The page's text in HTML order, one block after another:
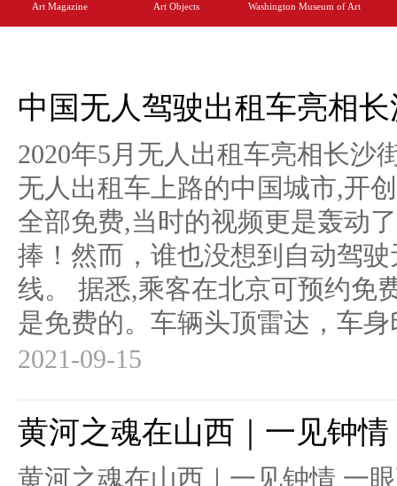
Art Magazine Art Objects Washington Museum of Art
中国无人驾驶出租车亮相
2020年5月无人出租车亮相长沙
无人出租车上路的中国城市,开
全部免费,当时的视频更是轰动
捧！然而，谁也没想到自动驾
线。 据悉,乘客在北京可预约免
是免费的。车辆头顶雷达，车身
2021-09-15
黄河之魂在山西｜一见钟
黄河之魂在山西｜一见钟情 一